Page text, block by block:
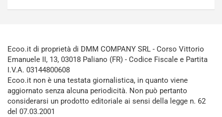
Ecoo.it di proprietà di DMM COMPANY SRL - Corso Vittorio
Emanuele II, 13, 03018 Paliano (FR) - Codice Fiscale e Partita
I.V.A. 03144800608
Ecoo.it non è una testata giornalistica, in quanto viene
aggiornato senza alcuna periodicità. Non può pertanto
considerarsi un prodotto editoriale ai sensi della legge n. 62
del 07.03.2001